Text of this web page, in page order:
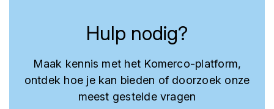
Hulp nodig?
Maak kennis met het Komerco-platform,
ontdek hoe je kan bieden of doorzoek onze
meest gestelde vragen